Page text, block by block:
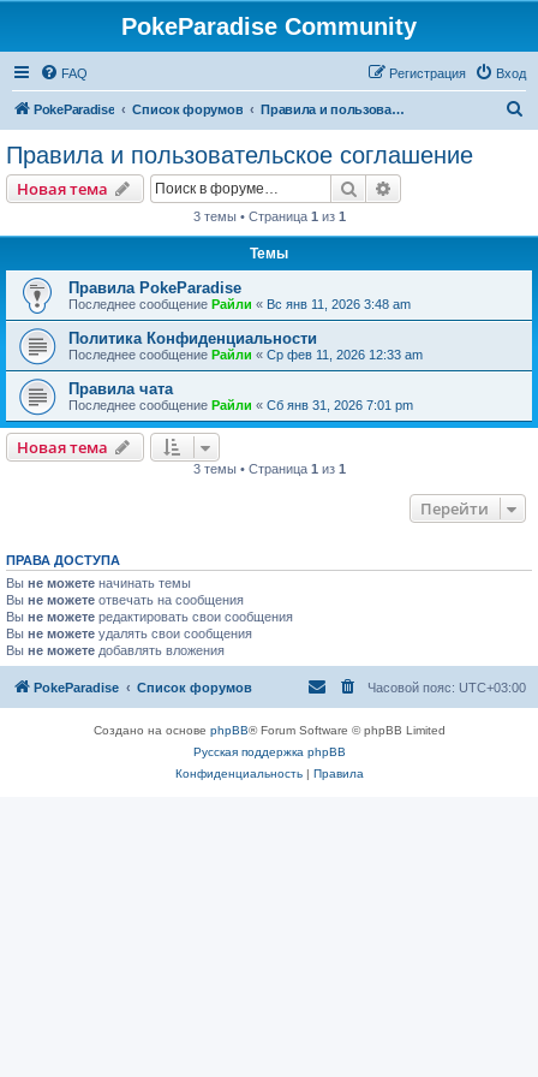
PokeParadise Community
FAQ Вход
Регистрация
PokeParadise Список форумов Правила и пользовательское соглашение
Правила и пользовательское соглашение
Новая тема Поиск
3 темы • Страница 1 из 1
Темы
Правила PokeParadise
Последнее сообщение Райли « Вс янв 11, 2026 3:48 am
Политика Конфиденциальности
Последнее сообщение Райли « Ср фев 11, 2026 12:33 am
Правила чата
Последнее сообщение Райли « Сб янв 31, 2026 7:01 pm
Новая тема
3 темы • Страница 1 из 1
Перейти
ПРАВА ДОСТУПА
Вы не можете начинать темы
Вы не можете отвечать на сообщения
Вы не можете редактировать свои сообщения
Вы не можете удалять свои сообщения
Вы не можете добавлять вложения
PokeParadise Список форумов Часовой пояс: UTC+03:00
Создано на основе phpBB® Forum Software © phpBB Limited
Русская поддержка phpBB
Конфиденциальность| Правила